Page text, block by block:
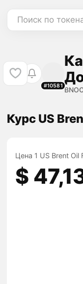
Поиск по
#10581
Курс US
Цена 1 US Brent Oil
$